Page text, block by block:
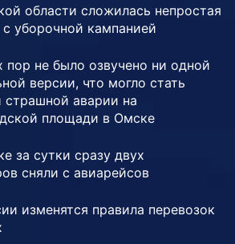
области сложилась непростая
с уборочной кампанией
пор не было озвучено ни одной
версии, что могло стать
страшной аварии на
площади в Омске
за сутки сразу двух
сняли с авиарейсов
изменятся правила перевозок